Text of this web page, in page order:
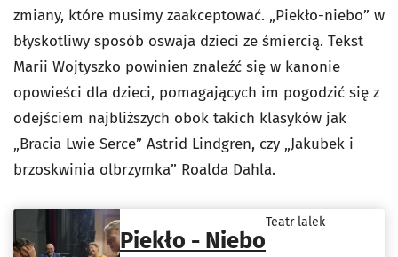
zmiany, które musimy zaakceptować. „Piekło-niebo” w
błyskotliwy sposób oswaja dzieci ze śmiercią. Tekst
Marii Wojtyszko powinien znaleźć się w kanonie
opowieści dla dzieci, pomagających im pogodzić się z
odejściem najbliższych obok takich klasyków jak
„Bracia Lwie Serce” Astrid Lindgren, czy „Jakubek i
brzoskwinia olbrzymka” Roalda Dahla.
Piekło - Niebo
Teatr lalek